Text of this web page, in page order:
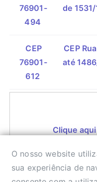
76901-
494
de
CEP
76901-
612
CEP
até
Clique
O nosso website
sua experiência de